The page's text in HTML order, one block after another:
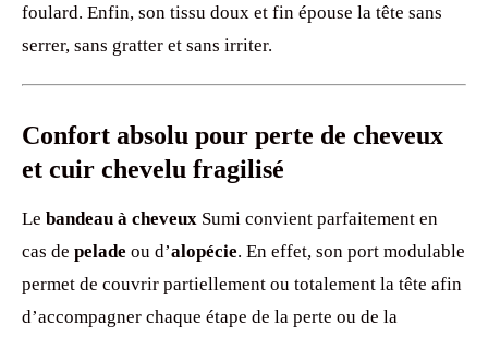
foulard. Enfin, son tissu doux et fin épouse la tête sans
serrer, sans gratter et sans irriter.
Confort absolu pour perte de cheveux
et cuir chevelu fragilisé
Le bandeau à cheveux Sumi convient parfaitement en
cas de pelade ou d’alopécie. En effet, son port modulable
permet de couvrir partiellement ou totalement la tête afin
d’accompagner chaque étape de la perte ou de la